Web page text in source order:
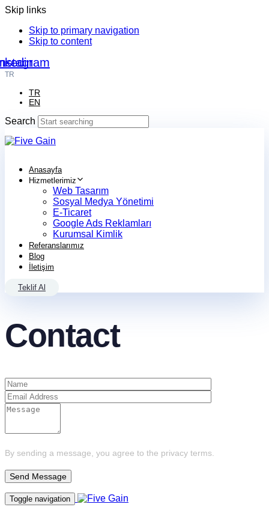
Skip links
Skip to primary navigation
Skip to content
TR
TR
EN
Search
Anasayfa
Hizmetlerimiz
Web Tasarım
Sosyal Medya Yönetimi
E-Ticaret
Google Ads Reklamları
Kurumsal Kimlik
Referanslarımız
Blog
İletişim
Teklif Al
Contact
By sending a message, you agree to the privacy terms.
Toggle navigation